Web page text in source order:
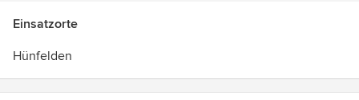
Einsatzorte
Hünfelden